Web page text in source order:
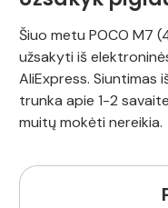
Šiuo metu POCO M7
užsakyti iš
AliExpress. Siuntimas
trunka apie 1-2
muitų mokėti nereikia.